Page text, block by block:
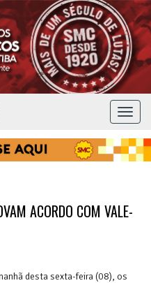
MENU
ACORDO COM VALE-
desta sexta-feira (08), os